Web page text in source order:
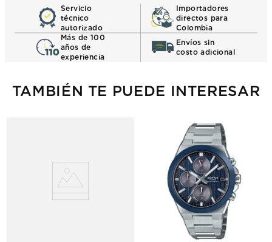
Servicio
técnico
autorizado
Importadores
directos para
Colombia
Más de 100
años de
experiencia
Envíos sin
costo adicional
TAMBIÉN TE PUEDE INTERESAR